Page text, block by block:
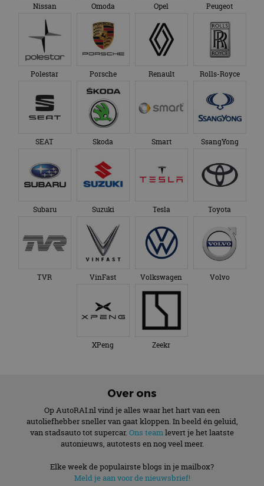
Nissan Omoda Opel Peugeot
Polestar Porsche Renault Rolls-Royce
SEAT Skoda Smart SsangYong
Subaru Suzuki Tesla Toyota
TVR VinFast Volkswagen Volvo
XPeng Zeekr
Over ons
Op AutoRAI.nl vind je alles waar het hart van een
autoliefhebber sneller van gaat kloppen. In beeld én geluid,
van stadsauto tot supercar. Ons teamlevert je het laatste
autonieuws, autotests en nog veel meer.
Elke week de populairste blogs in je mailbox?
Meld je aan voor de nieuwsbrief!